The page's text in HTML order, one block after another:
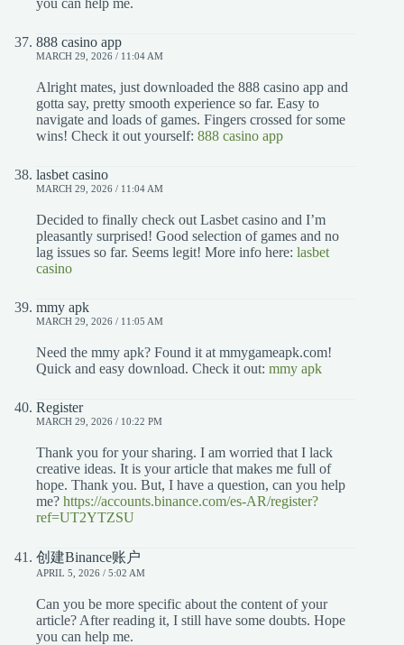
888 casino app
MARCH 29, 2026 / 11:04 AM
Alright mates, just downloaded the 888 casino app and
gotta say, pretty smooth experience so far. Easy to
navigate and loads of games. Fingers crossed for some
wins! Check it out yourself: 888 casino app
lasbet casino
MARCH 29, 2026 / 11:04 AM
Decided to finally check out Lasbet casino and I’m
pleasantly surprised! Good selection of games and no
lag issues so far. Seems legit! More info here: lasbet
casino
mmy apk
MARCH 29, 2026 / 11:05 AM
Need the mmy apk? Found it at mmygameapk.com!
Quick and easy download. Check it out: mmy apk
Register
MARCH 29, 2026 / 10:22 PM
Thank you for your sharing. I am worried that I lack
creative ideas. It is your article that makes me full of
hope. Thank you. But, I have a question, can you help
me? https://accounts.binance.com/es-AR/register?
ref=UT2YTZSU
创建Binance账户
APRIL 5, 2026 / 5:02 AM
Can you be more specific about the content of your
article? After reading it, I still have some doubts. Hope
you can help me.